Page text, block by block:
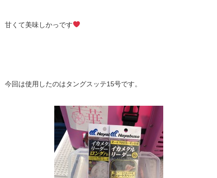
甘くて美味しかっです
今回は使用したのはタングスッテ15号です。